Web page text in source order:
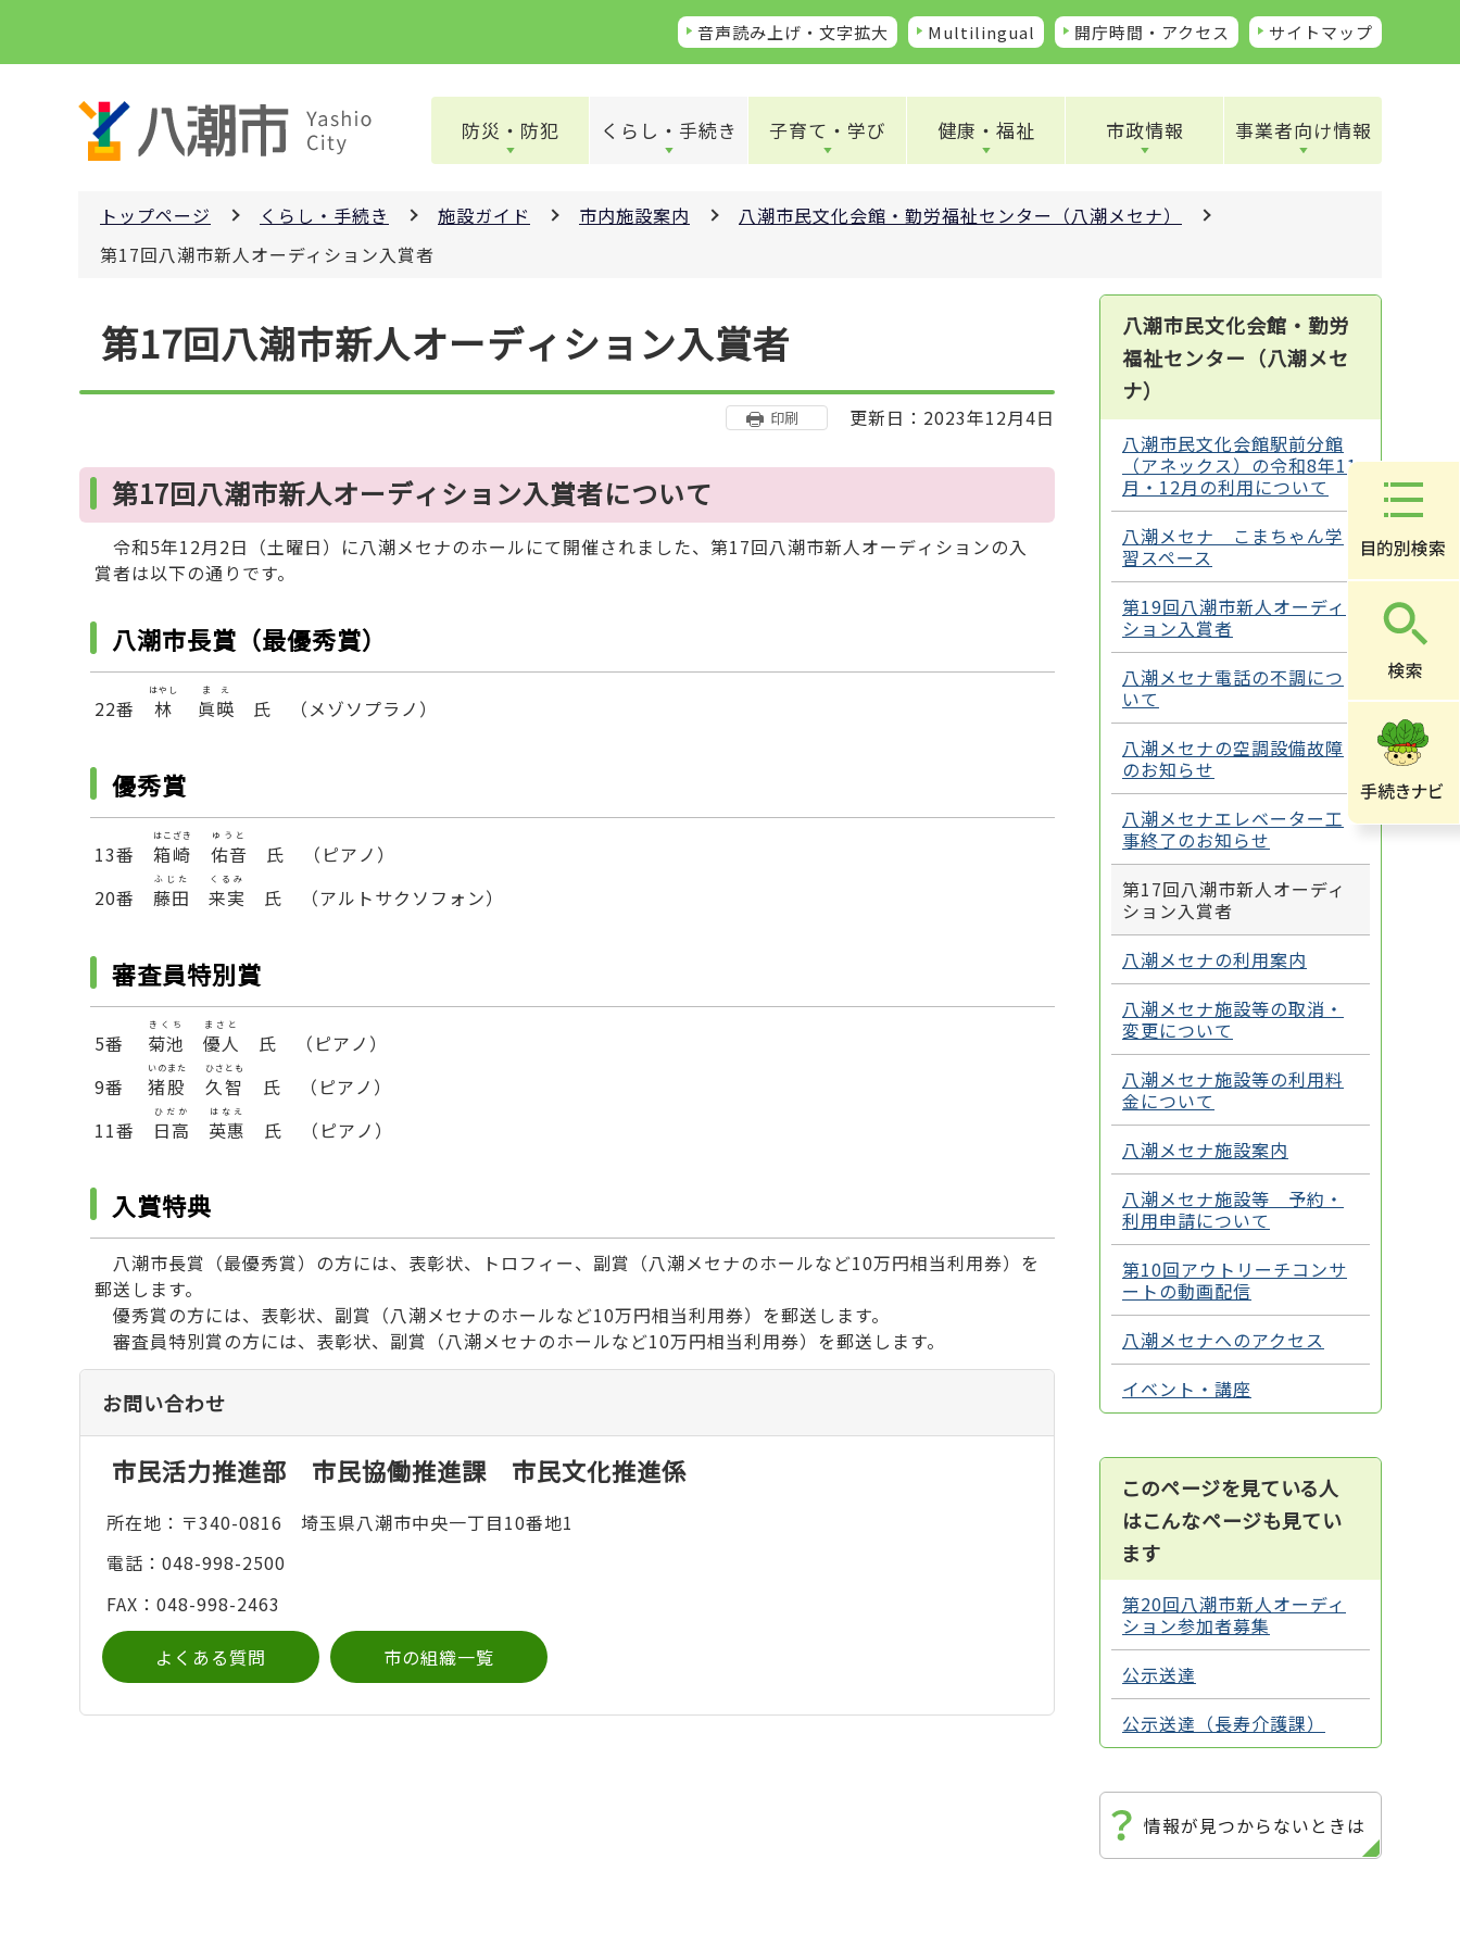
ペ
音声読み上げ・文字拡大 Multilingual 開庁時間・アクセス サイトマップ
防災・防犯 くらし・手続き 子育て・学び 健康・福祉 市政情報 事業者向け情報
トップページ くらし・手続き 施設ガイド 市内施設案内
八潮市民文化会館・勤労福祉センター（八潮メセナ）
第17回八潮市新人オーディション入賞者
第17回八潮市新人オーディション入賞者
印刷 更新日：2023年12月4日
第17回八潮市新人オーディション入賞者について
令和5年12月2日（土曜日）に八潮メセナのホールにて開催されました、第17回八潮市新人オーディションの入
賞者は以下の通りです。
八潮市長賞（最優秀賞）
22番 林
はやし
眞暎
まえ
氏 （メゾソプラノ）
優秀賞
13番 箱崎
はこざき
佑音
ゆうと
氏 （ピアノ）
20番 藤田
ふじた
来実
くるみ
氏 （アルトサクソフォン）
審査員特別賞
5番 菊池
きくち
優人
まさと
氏 （ピアノ）
9番 猪股
いのまた
久智
ひさとも
氏 （ピアノ）
11番
日高
ひだか
英惠
はなえ
氏 （ピアノ）
入賞特典
八潮市長賞（最優秀賞）の方には、表彰状、トロフィー、副賞（八潮メセナのホールなど10万円相当利用券）を
郵送します。
優秀賞の方には、表彰状、副賞（八潮メセナのホールなど10万円相当利用券）を郵送します。
審査員特別賞の方には、表彰状、副賞（八潮メセナのホールなど10万円相当利用券）を郵送します。
お問い合わせ
市民活力推進部 市民協働推進課 市民文化推進係
所在地：〒340-0816 埼玉県八潮市中央一丁目10番地1
電話：048-998-2500
FAX：048-998-2463
よくある質問 市の組織一覧
八潮市民文化会館・勤労
福祉センター（八潮メセ
ナ）
八潮市民文化会館駅前分館
（アネックス）の令和8年11
月・12月の利用について
八潮メセナ こまちゃん学
習スペース
第19回八潮市新人オーディ
ション入賞者
八潮メセナ電話の不調につ
いて
八潮メセナの空調設備故障
のお知らせ
八潮メセナエレベーター工
事終了のお知らせ
第17回八潮市新人オーディ
ション入賞者
八潮メセナの利用案内
八潮メセナ施設等の取消・
変更について
八潮メセナ施設等の利用料
金について
八潮メセナ施設案内
八潮メセナ施設等 予約・
利用申請について
第10回アウトリーチコンサ
ートの動画配信
八潮メセナへのアクセス
イベント・講座
このページを見ている人
はこんなページも見てい
ます
第20回八潮市新人オーディ
ション参加者募集
公示送達
公示送達（長寿介護課）
情報が見つからないときは